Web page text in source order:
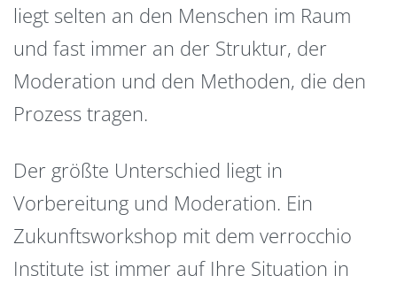
liegt selten an den Menschen im Raum
und fast immer an der Struktur, der
Moderation und den Methoden, die den
Prozess tragen.
Der größte Unterschied liegt in
Vorbereitung und Moderation. Ein
Zukunftsworkshop mit dem verrocchio
Institute ist immer auf Ihre Situation in